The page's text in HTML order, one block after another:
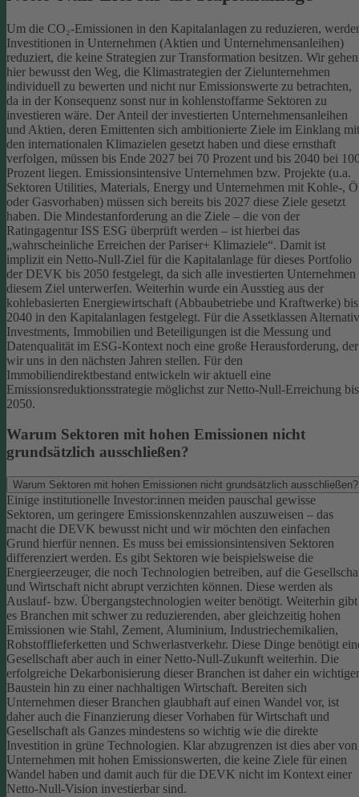
Um die CO₂-Emissionen in den Kapitalanlagen zu reduzieren,
Investitionen in Unternehmen (Aktien und Unternehmensanleihen)
reduziert, die keine Strategien zur Transformation besitzen. Wir gehen
hier bewusst den Weg, die Klimastrategien der Zielunternehmen
individuell zu bewerten und nicht nur Emissionswerte zu betrachten,
da in der Konsequenz sonst nur in kohlenstoffarme Sektoren zu
investieren wäre. Der Anteil der investierten Unternehmensanleihen
und Aktien, deren Emittenten sich ambitionierte Ziele im Einklang mit
den internationalen Klimazielen gesetzt haben und diese ernsthaft
verfolgen, müssen bis Ende 2027 bei 70 Prozent und bis 2040 bei
Prozent liegen. Emissionsintensive Unternehmen bzw. Projekte (u.a.
Sektoren Utilities, Materials, Energy und Unternehmen mit Kohle-,
oder Gasvorhaben) müssen sich bereits bis 2027 diese Ziele gesetzt
haben. Die Mindestanforderung an die Ziele – die von der
Ratingagentur ISS ESG überprüft werden – ist hierbei das
„wahrscheinliche Erreichen der Pariser+ Klimaziele“. Damit ist
implizit ein Netto-Null-Ziel für die Kapitalanlage für dieses Portfolio
der DEVK bis 2050 festgelegt, da sich alle investierten Unternehmen
diesem Ziel unterwerfen. Weiterhin wurde ein Ausstieg aus der
kohlebasierten Energiewirtschaft (Abbaubetriebe und Kraftwerke) bis
2040 in den Kapitalanlagen festgelegt. Für die Assetklassen
Investments, Immobilien und Beteiligungen ist die Messung und
Datenqualität im ESG-Kontext noch eine große Herausforderung, der
wir uns in den nächsten Jahren stellen. Für den
Immobiliendirektbestand entwickeln wir aktuell eine
Emissionsreduktionsstrategie möglichst zur Netto-Null-Erreichung bis
2050.
Warum Sektoren mit hohen Emissionen nicht
grundsätzlich ausschließen?
Warum Sektoren mit hohen Emissionen nicht grundsätzlich ausschließen?
Einige institutionelle Investor:innen meiden pauschal gewisse
Sektoren, um geringere Emissionskennzahlen auszuweisen – das
macht die DEVK bewusst nicht und wir möchten den einfachen
Grund hierfür nennen. Es muss bei emissionsintensiven Sektoren
differenziert werden. Es gibt Sektoren wie beispielsweise die
Energieerzeuger, die noch Technologien betreiben, auf die
und Wirtschaft nicht abrupt verzichten können. Diese werden als
Auslauf- bzw. Übergangstechnologien weiter benötigt. Weiterhin gibt
es Branchen mit schwer zu reduzierenden, aber gleichzeitig hohen
Emissionen wie Stahl, Zement, Aluminium, Industriechemikalien,
Rohstofflieferketten und Schwerlastverkehr. Diese Dinge benötigt
Gesellschaft aber auch in einer Netto-Null-Zukunft weiterhin. Die
erfolgreiche Dekarbonisierung dieser Branchen ist daher ein wichtiger
Baustein hin zu einer nachhaltigen Wirtschaft. Bereiten sich
Unternehmen dieser Branchen glaubhaft auf einen Wandel vor, ist
daher auch die Finanzierung dieser Vorhaben für Wirtschaft und
Gesellschaft als Ganzes mindestens so wichtig wie die direkte
Investition in grüne Technologien. Klar abzugrenzen ist dies aber von
Unternehmen mit hohen Emissionswerten, die keine Ziele für einen
Wandel haben und damit auch für die DEVK nicht im Kontext einer
Netto-Null-Vision investierbar sind.